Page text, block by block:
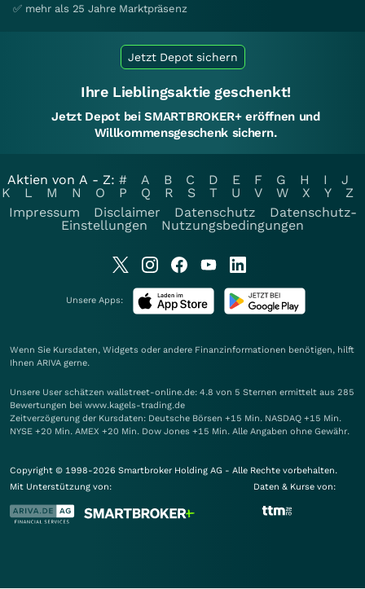
✅ mehr als 25 Jahre Marktpräsenz
Jetzt Depot sichern
Ihre Lieblingsaktie geschenkt!
Jetzt Depot bei SMARTBROKER+ eröffnen und
Willkommensgeschenk sichern.
Aktien von A - Z: # A B C D E F G H I
J
K
L M N O P Q R S T U V W X Y
Z
Impressum
Disclaimer Datenschutz
Datenschutz-
Einstellungen
Nutzungsbedingungen
Unsere Apps:
Wenn Sie Kursdaten, Widgets oder andere Finanzinformationen benötigen, hilft
Ihnen ARIVA gerne.
Unsere User schätzen wallstreet-online.de: 4.8 von 5 Sternen ermittelt aus 285
Bewertungen bei www.kagels-trading.de
Zeitverzögerung der Kursdaten: Deutsche Börsen +15 Min. NASDAQ +15 Min.
NYSE +20 Min. AMEX +20 Min. Dow Jones +15 Min. Alle Angaben ohne Gewähr.
Copyright © 1998-2026 Smartbroker Holding AG - Alle Rechte vorbehalten.
Mit Unterstützung von:
Daten & Kurse von: